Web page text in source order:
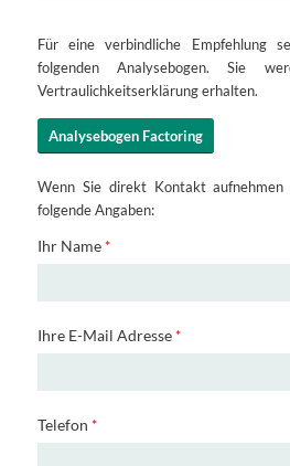
Für eine verbindliche Empfehlung
folgenden Analysebogen. Sie
Vertraulichkeitserklärung erhalten.
Analysebogen Factoring
Wenn Sie direkt Kontakt
folgende Angaben:
Ihr Name*
Ihre E-Mail Adresse*
Telefon *